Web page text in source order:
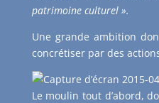
patrimoine culturel ».
Une grande ambition
concrétiser par des
Le moulin tout d’abord,